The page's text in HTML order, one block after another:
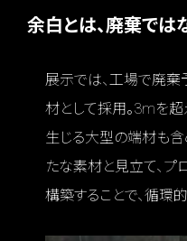
余白とは、廃棄では
展示では、工場で廃
材として採用。3mを
生じる大型の端材も含
たな素材と見立て、プ
構築することで、循環